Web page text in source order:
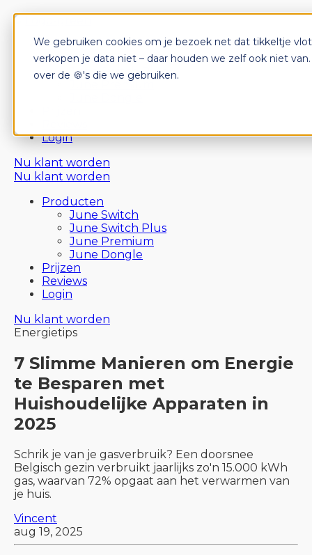
We gebruiken cookies om je bezoek net dat tikkeltje
verkopen je data niet – daar houden we zelf ook niet
over de 🍪's die we gebruiken.
Producten
June Switch
June Switch Plus
June Premium
Login
Nu klant worden
Nu klant worden
Producten
June Switch
June Switch Plus
June Premium
June Dongle
Prijzen
Reviews
Login
Nu klant worden
Energietips
7 Slimme Manieren om Energie
te Besparen met
Huishoudelijke Apparaten in
2025
Schrik je van je gasverbruik? Een doorsnee
Belgisch gezin verbruikt jaarlijks zo'n 15.000 kWh
gas, waarvan 72% opgaat aan het verwarmen van
je huis.
Vincent
aug 19, 2025